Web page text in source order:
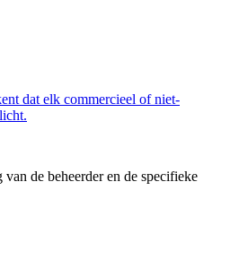
dat elk commercieel of niet-
de beheerder en de specifieke